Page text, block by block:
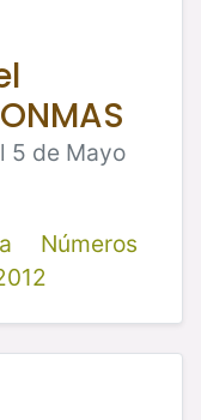
5 de Mayo
Números